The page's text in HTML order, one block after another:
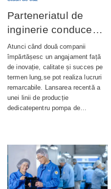
Parteneriatul de
inginerie conduce
lansarea cu succes
a producției de
pompe de ungere
automată
Atunci când două companii
împărtășesc un angajament față
de inovație, calitate și succes pe
termen lung,se pot realiza lucruri
remarcabile. Lansarea recentă a
unei linii de producție
dedicatepentru pompa de…